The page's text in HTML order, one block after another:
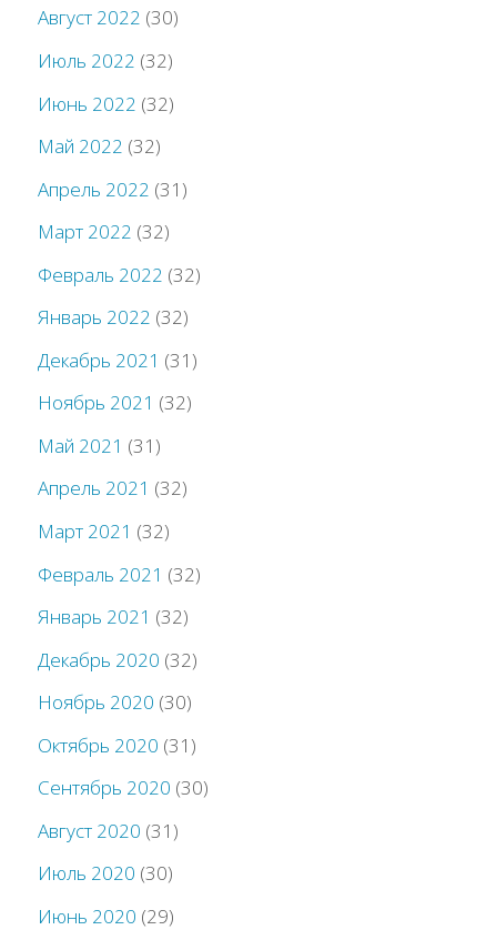
Август 2022 (30)
Июль 2022 (32)
Июнь 2022 (32)
Май 2022 (32)
Апрель 2022 (31)
Март 2022 (32)
Февраль 2022 (32)
Январь 2022 (32)
Декабрь 2021 (31)
Ноябрь 2021 (32)
Май 2021 (31)
Апрель 2021 (32)
Март 2021 (32)
Февраль 2021 (32)
Январь 2021 (32)
Декабрь 2020 (32)
Ноябрь 2020 (30)
Октябрь 2020 (31)
Сентябрь 2020 (30)
Август 2020 (31)
Июль 2020 (30)
Июнь 2020 (29)